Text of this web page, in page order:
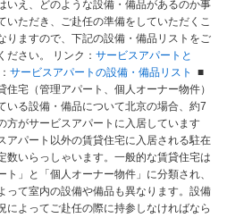
いえ、どのような設備・備品があるのか事
いただき、ご赴任の準備をしていただくこ
りますので、下記の設備・備品リストをご
ださい。 リンク： サービスアパートと
サービスアパートの設備・備品リスト
■
住宅（管理アパート、個人オーナー物件）
いる設備・備品について北京の場合、約7
方がサービスアパートに入居しています
アパート以外の賃貸住宅に入居される駐在
数いらっしゃいます。一般的な賃貸住宅は
ト」と「個人オーナー物件」に分類され、
って室内の設備や備品も異なります。設備
によってご赴任の際に持参しなければなら